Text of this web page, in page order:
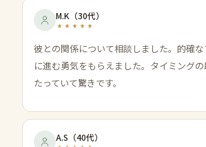
M.K （30代）
彼との関係について相談しました。的確
に進む勇気をもらえました。タイミング
たっていて驚きです。
A.S （40代）